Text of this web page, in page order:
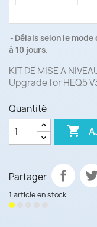
Délais selon le
à 10 jours.
KIT DE MISE A
Upgrade for HEQ5
Quantité

Partager
1 article en stock